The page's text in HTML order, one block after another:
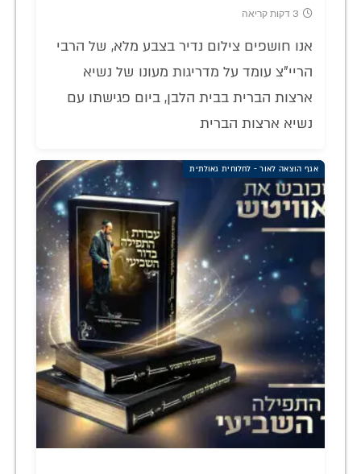
3 דקות קריאה
אנו חושפים צילום נדיר בצבע מלא, של הרבי
הריי"צ עומד על מדריגות מעונו של נשיא
ארצות הברית בבית הלבן, ביום פגישתו עם
נשיא ארצות הברית
אגף הוצאה לאור - לחלוחית גאולתית